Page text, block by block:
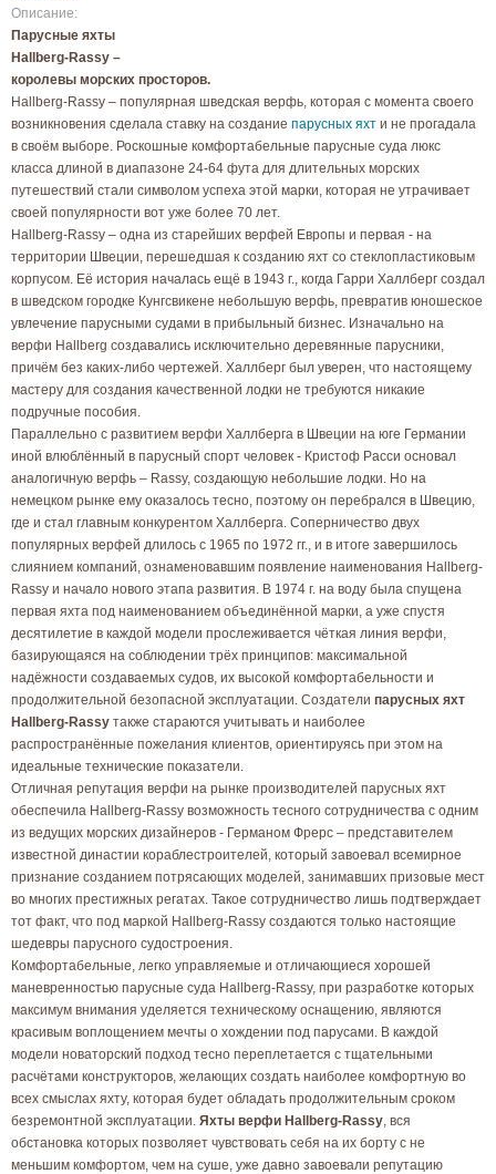
Описание:
Парусные яхты
Hallberg-Rassy –
королевы морских просторов.
Hallberg-Rassy – популярная шведская верфь, которая с момента своего
возникновения сделала ставку на создание парусных яхт и не прогадала
в своём выборе. Роскошные комфортабельные парусные суда люкс
класса длиной в диапазоне 24-64 фута для длительных морских
путешествий стали символом успеха этой марки, которая не утрачивает
своей популярности вот уже более 70 лет.
Hallberg-Rassy – одна из старейших верфей Европы и первая - на
территории Швеции, перешедшая к созданию яхт со стеклопластиковым
корпусом. Её история началась ещё в 1943 г., когда Гарри Халлберг создал
в шведском городке Кунгсвикене небольшую верфь, превратив юношеское
увлечение парусными судами в прибыльный бизнес. Изначально на
верфи Hallberg создавались исключительно деревянные парусники,
причём без каких-либо чертежей. Халлберг был уверен, что настоящему
мастеру для создания качественной лодки не требуются никакие
подручные пособия.
Параллельно с развитием верфи Халлберга в Швеции на юге Германии
иной влюблённый в парусный спорт человек - Кристоф Расси основал
аналогичную верфь – Rassy, создающую небольшие лодки. Но на
немецком рынке ему оказалось тесно, поэтому он перебрался в Швецию,
где и стал главным конкурентом Халлберга. Соперничество двух
популярных верфей длилось с 1965 по 1972 гг., и в итоге завершилось
слиянием компаний, ознаменовавшим появление наименования Hallberg-
Rassy и начало нового этапа развития. В 1974 г. на воду была спущена
первая яхта под наименованием объединённой марки, а уже спустя
десятилетие в каждой модели прослеживается чёткая линия верфи,
базирующаяся на соблюдении трёх принципов: максимальной
надёжности создаваемых судов, их высокой комфортабельности и
продолжительной безопасной эксплуатации. Создатели парусных яхт
Hallberg-Rassy также стараются учитывать и наиболее
распространённые пожелания клиентов, ориентируясь при этом на
идеальные технические показатели.
Отличная репутация верфи на рынке производителей парусных яхт
обеспечила Hallberg-Rassy возможность тесного сотрудничества с одним
из ведущих морских дизайнеров - Германом Фрерс – представителем
известной династии кораблестроителей, который завоевал всемирное
признание созданием потрясающих моделей, занимавших призовые мест
во многих престижных регатах. Такое сотрудничество лишь подтверждает
тот факт, что под маркой Hallberg-Rassy создаются только настоящие
шедевры парусного судостроения.
Комфортабельные, легко управляемые и отличающиеся хорошей
маневренностью парусные суда Hallberg-Rassy, при разработке которых
максимум внимания уделяется техническому оснащению, являются
красивым воплощением мечты о хождении под парусами. В каждой
модели новаторский подход тесно переплетается с тщательными
расчётами конструкторов, желающих создать наиболее комфортную во
всех смыслах яхту, которая будет обладать продолжительным сроком
безремонтной эксплуатации. Яхты верфи Hallberg-Rassy, вся
обстановка которых позволяет чувствовать себя на их борту с не
меньшим комфортом, чем на суше, уже давно завоевали репутацию